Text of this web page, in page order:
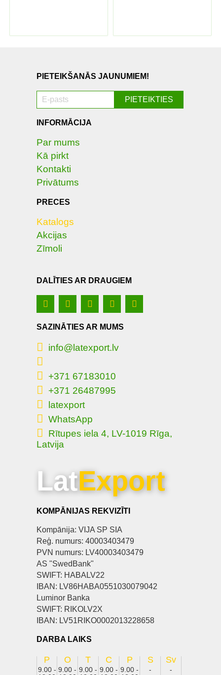
PIETEIKŠANĀS JAUNUMIEM!
INFORMĀCIJA
Par mums
Kā pirkt
Kontakti
Privātums
PRECES
Katalogs
Akcijas
Zīmoli
DALĪTIES AR DRAUGIEM
SAZINĀTIES AR MUMS
info@latexport.lv
+371 67183010
+371 26487995
latexport
WhatsApp
Rītupes iela 4, LV-1019 Rīga,
Latvija
LatExport
KOMPĀNIJAS REKVIZĪTI
Kompānija: VIJA SP SIA
Reģ. numurs: 40003403479
PVN numurs: LV40003403479
AS "SwedBank"
SWIFT: HABALV22
IBAN: LV86HABA0551030079042
Luminor Banka
SWIFT: RIKOLV2X
IBAN: LV51RIKO0002013228658
DARBA LAIKS
P
9.00 -
O
9.00 -
T
9.00 -
C
9.00 -
P
9.00 -
S
-
Sv
-